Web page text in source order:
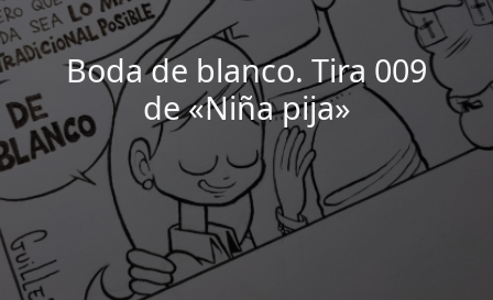
Boda de blanco. Tira 009
de «Niña pija»